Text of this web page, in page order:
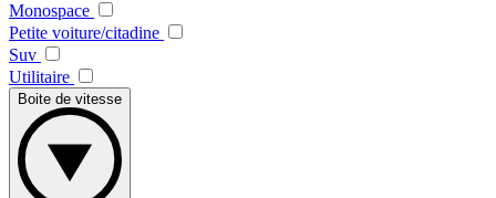
Monospace
Petite voiture/citadine
Suv
Utilitaire
Boite de vitesse